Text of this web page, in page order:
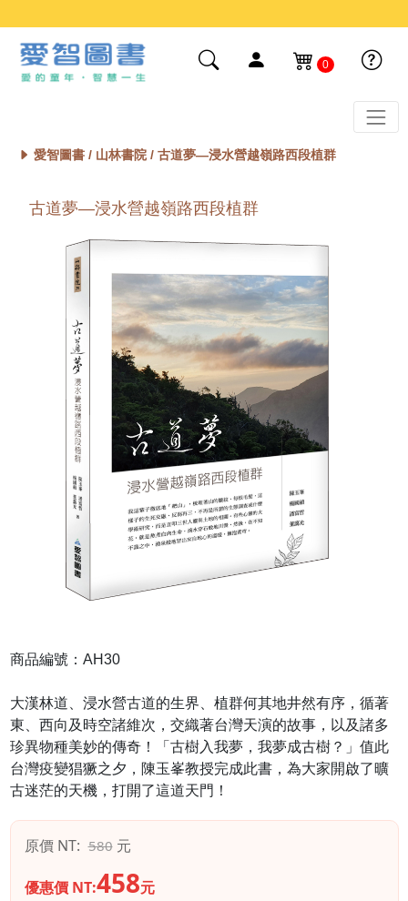
0
愛智圖書 / 山林書院/ 古道夢—浸水營越嶺路西段植群
古道夢—浸水營越嶺路西段植群
商品編號：AH30
大漢林道、浸水營古道的生界、植群何其地井然有序，循著
東、西向及時空諸維次，交織著台灣天演的故事，以及諸多
珍異物種美妙的傳奇！「古樹入我夢，我夢成古樹？」值此
台灣疫變猖獗之夕，陳玉峯教授完成此書，為大家開啟了曠
古迷茫的天機，打開了這道天門！
原價 NT: 580元
優惠價 NT:458元